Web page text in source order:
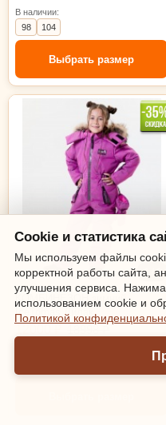
В наличии:
98
104
Выбрать размер
1 / 8
КОМБИНЕЗОН зимний
IceTomas Лилак
Cookie и статистика
Мы используем файлы
корректной работы сайта,
улучшения сервиса.
использованием cookie и
Политикой